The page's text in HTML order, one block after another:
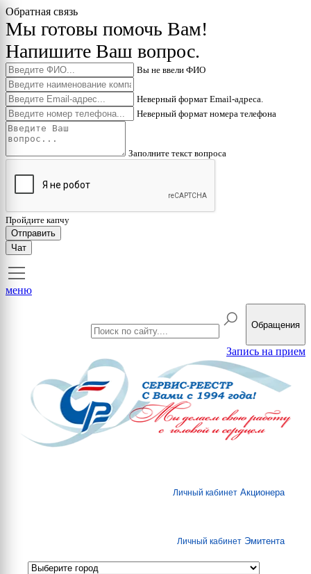
Обратная связь
Мы готовы помочь Вам!
Напишите Ваш вопрос.
Вы не ввели ФИО
Неверный формат Email-адреса.
Неверный формат номера телефона
Заполните текст вопроса
Пройдите капчу
Отправить
Чат
меню
Обращения
Запись на прием
Личный кабинет Акционера
Личный кабинет Эмитента